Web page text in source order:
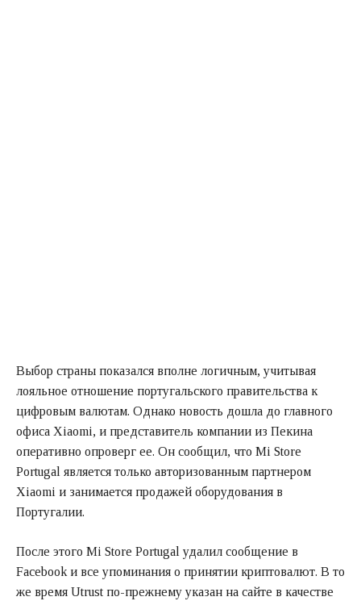
Выбор страны показался вполне логичным, учитывая
лояльное отношение португальского правительства к
цифровым валютам. Однако новость дошла до главного
офиса Xiaomi, и представитель компании из Пекина
оперативно опроверг ее. Он сообщил, что Mi Store
Portugal является только авторизованным партнером
Xiaomi и занимается продажей оборудования в
Португалии.
После этого Mi Store Portugal удалил сообщение в
Facebook и все упоминания о принятии криптовалют. В то
же время Utrust по-прежнему указан на сайте в качестве